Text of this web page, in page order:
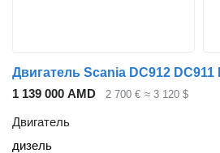
1 139 000 AMD 2 700 € ≈ 3 120 $
Двигатель
дизель